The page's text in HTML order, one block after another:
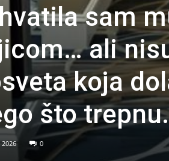
sam
ali
koja
što trepnu.
2026 0